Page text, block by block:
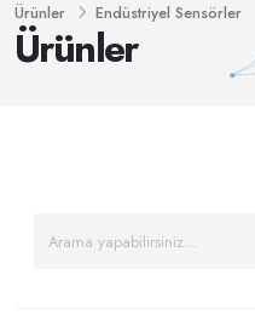
Ürünler
Ürünler Endüstriyel Sensörler